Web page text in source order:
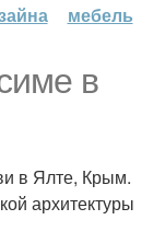
мебель
в
в Ялте, Крым.
архитектуры